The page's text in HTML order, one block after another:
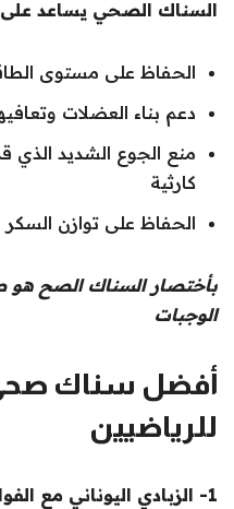
السناك الصحي يساعد
الحفاظ على مستوى
دعم بناء العضلات
منع الجوع الشديد الذي
كارثية
الحفاظ على توازن السكر
بأختصار السناك الصح
الوجبات
أفضل سناك صحي
للرياضيين
1- الزبادي اليوناني مع الفواكة